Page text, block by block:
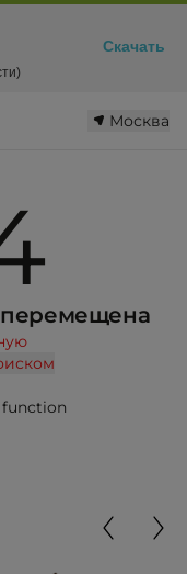
Москва
перемещена
function
Скачать